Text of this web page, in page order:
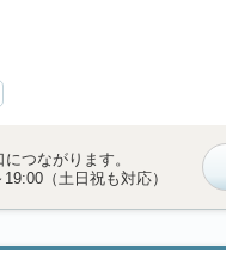
つながります。
（土日祝も対応）